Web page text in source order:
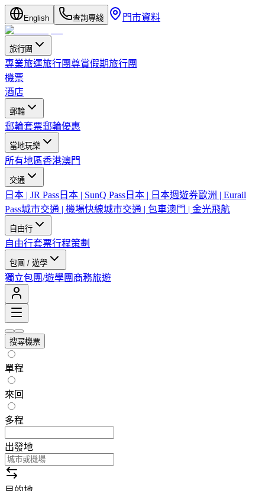
English 查詢專綫 門市資料
旅行團
專業旅運旅行團尊賞假期旅行團
機票
酒店
郵輪
郵輪套票郵輪優惠
當地玩樂
所有地區香港澳門
交通
日本 | JR Pass 日本 | SunQ Pass 日本 | 日本週遊券歐洲 | Eurail
Pass城市交通 | 機場快線城市交通 | 包車澳門 | 金光飛航
自由行
自由行套票行程策劃
包團 / 遊學
獨立包團/遊學團 商務旅遊
搜尋機票
單程
來回
多程
出發地